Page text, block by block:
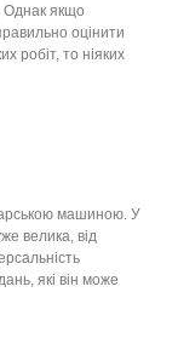
Однак якщо
оцінити
робіт, то ніяких
машиною. У
велика, від
які він може